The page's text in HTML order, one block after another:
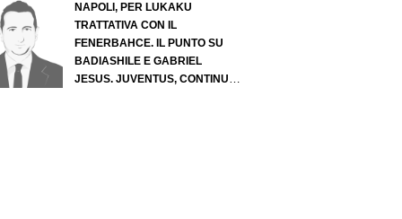
NAPOLI, PER LUKAKU
TRATTATIVA CON IL
FENERBAHCE. IL PUNTO SU
BADIASHILE E GABRIEL
JESUS. JUVENTUS, CONTINUA